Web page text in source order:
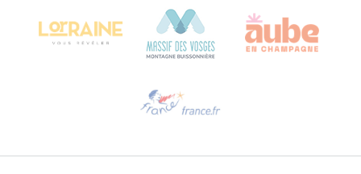
Stuur ons een e-mail